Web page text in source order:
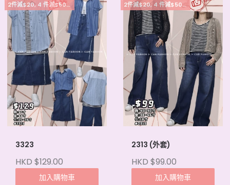
2件減$20, 4 件減$50, 5件起每件減$15
3323
HKD $129.00
加入購物車
2件減$20, 4 件減$50, 5件起每件減$15
2313 (外套)
HKD $99.00
加入購物車